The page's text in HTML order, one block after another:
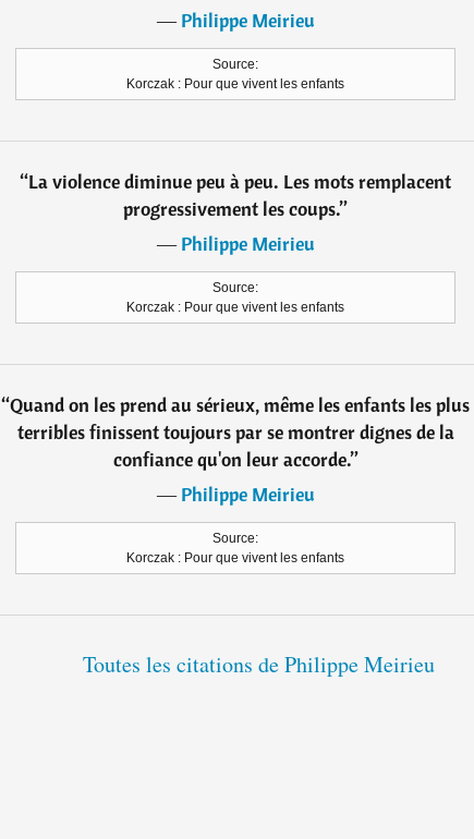
―Philippe Meirieu
Source:
Korczak : Pour que vivent les enfants
“La violence diminue peu à peu. Les mots remplacent
progressivement les coups.”
―Philippe Meirieu
Source:
Korczak : Pour que vivent les enfants
“Quand on les prend au sérieux, même les enfants les plus
terribles finissent toujours par se montrer dignes de la
confiance qu'on leur accorde.”
―Philippe Meirieu
Source:
Korczak : Pour que vivent les enfants
Toutes les citations de Philippe Meirieu